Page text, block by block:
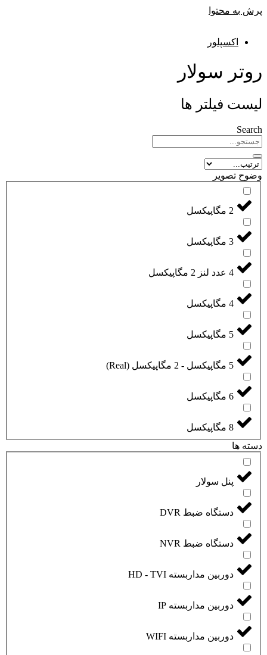
پرش به محتوا
اکسپلور
روتر سولار
لیست فیلتر ها
Search
وضوح تصویر
2 مگاپیکسل
3 مگاپیکسل
4 عدد لنز 2 مگاپیکسل
4 مگاپیکسل
5 مگاپیکسل
5 مگاپیکسل - 2 مگاپیکسل (Real)
6 مگاپیکسل
8 مگاپیکسل
دسته ها
پنل سولار
دستگاه ضبط DVR
دستگاه ضبط NVR
دوربین مداربسته HD - TVI
دوربین مداربسته IP
دوربین مداربسته WIFI